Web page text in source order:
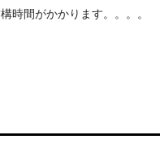
時間がかかります。。。。